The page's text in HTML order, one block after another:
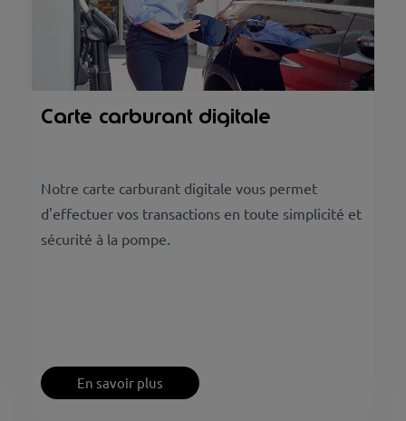
Carte carburant digitale
Notre carte carburant digitale vous permet
d'effectuer vos transactions en toute simplicité et
sécurité à la pompe.
En savoir plus